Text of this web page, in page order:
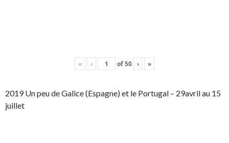
« ‹ of50 › »
2019 Un peu de Galice (Espagne) et le Portugal – 29avril au 15
juillet